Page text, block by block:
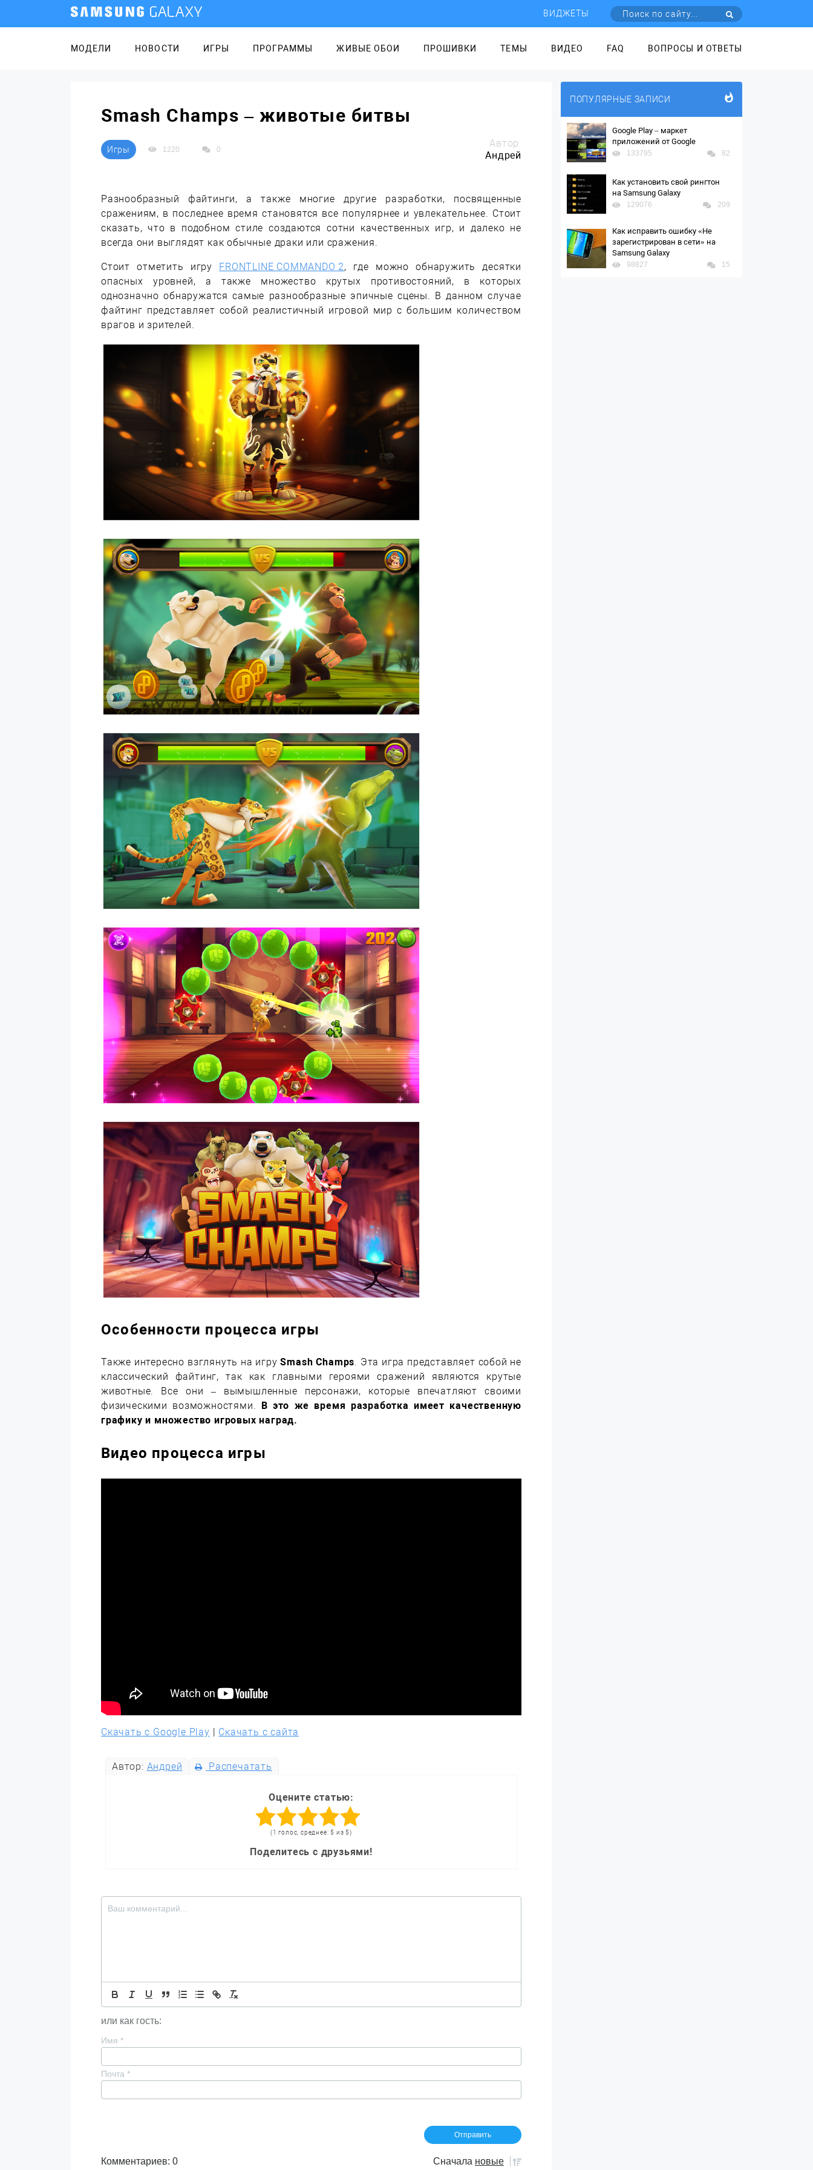
ВИДЖЕТЫ
МОДЕЛИ НОВОСТИ ИГРЫ ПРОГРАММЫ ЖИВЫЕ ОБОИ ПРОШИВКИ ТЕМЫ ВИДЕО FAQ ВОПРОСЫ И ОТВЕТЫ
Smash Champs – животые битвы
Игры 1220 0
Автор:
Андрей
Разнообразный файтинги, а также многие другие разработки, посвященные
сражениям, в последнее время становятся все популярнее и увлекательнее. Стоит
сказать, что в подобном стиле создаются сотни качественных игр, и далеко не
всегда они выглядят как обычные драки или сражения.
Стоит отметить игру FRONTLINE COMMANDO 2, где можно обнаружить десятки
опасных уровней, а также множество крутых противостояний, в которых
однозначно обнаружатся самые разнообразные эпичные сцены. В данном случае
файтинг представляет собой реалистичный игровой мир с большим количеством
врагов и зрителей.
Особенности процесса игры
Также интересно взглянуть на игруSmash Champs. Эта игра представляет собой не
классический файтинг, так как главными героями сражений являются крутые
животные. Все они – вымышленные персонажи, которые впечатляют своими
физическими возможностями. В это же время разработка имеет качественную
графику и множество игровых наград.
Видео процесса игры
Скачать с Google Play | Скачать с сайта
Автор: Андрей Распечатать
Оцените статью:
(1 голос, среднее: 5 из 5)
Поделитесь с друзьями!
или как гость:
Имя *
Почта *
Комментариев: 0 Сначала новые
ПОПУЛЯРНЫЕ ЗАПИСИ
Google Play – маркет
приложений от Google
133795 82
Как установить свой рингтон
на Samsung Galaxy
129076 209
Как исправить ошибку «Не
зарегистрирован в сети» на
Samsung Galaxy
98827 15